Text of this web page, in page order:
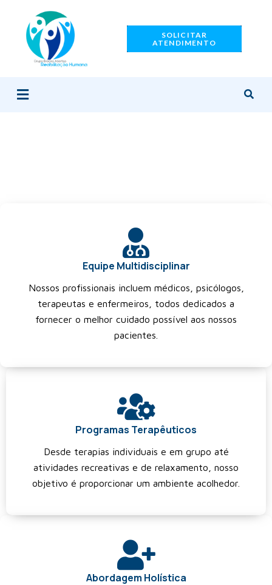
conteúdo
SOLICITAR
ATENDIMENTO
Menu
Equipe Multidisciplinar
Nossos profissionais incluem médicos, psicólogos,
terapeutas e enfermeiros, todos dedicados a
fornecer o melhor cuidado possível aos nossos
pacientes.
Programas Terapêuticos
Desde terapias individuais e em grupo até
atividades recreativas e de relaxamento, nosso
objetivo é proporcionar um ambiente acolhedor.
Abordagem Holística